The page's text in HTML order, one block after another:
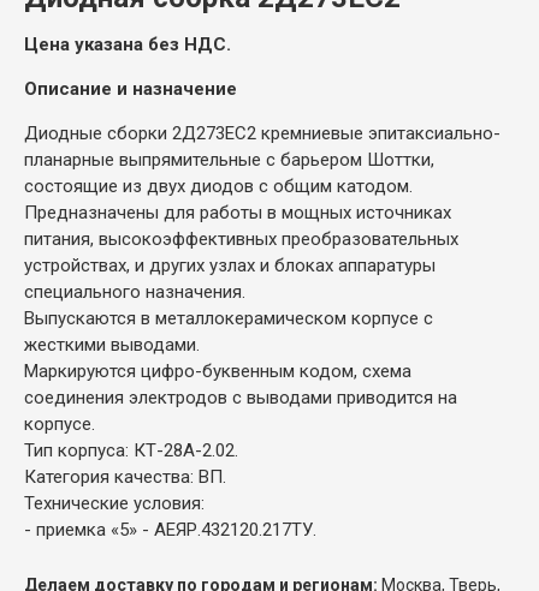
Цена указана без НДС.
Описание и назначение
Диодные сборки 2Д273ЕС2 кремниевые эпитаксиально-
планарные выпрямительные с барьером Шоттки,
состоящие из двух диодов с общим катодом.
Предназначены для работы в мощных источниках
питания, высокоэффективных преобразовательных
устройствах, и других узлах и блоках аппаратуры
специального назначения.
Выпускаются в металлокерамическом корпусе с
жесткими выводами.
Маркируются цифро-буквенным кодом, схема
соединения электродов с выводами приводится на
корпусе.
Тип корпуса: КТ-28А-2.02.
Категория качества: ВП.
Технические условия:
- приемка «5» - АЕЯР.432120.217ТУ.
Делаем доставку по городам и регионам: Москва, Тверь,